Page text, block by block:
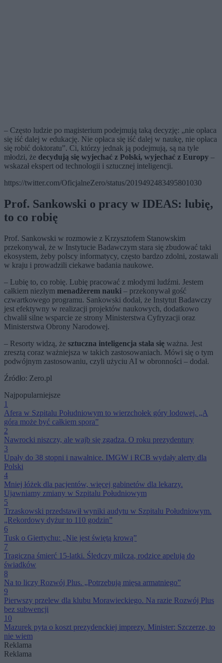
– Często ludzie po magisterium podejmują taką decyzję: „nie opłaca
się iść dalej w edukację. Nie opłaca się iść dalej w naukę, nie opłaca
się robić doktoratu”. Ci, którzy jednak ją podejmują, są na tyle
młodzi, że decydują się wyjechać z Polski, wyjechać z Europy –
wskazał ekspert od technologii i sztucznej inteligencji.
https://twitter.com/OficjalneZero/status/2019492483495801030
Prof. Sankowski o pracy w IDEAS: lubię,
to co robię
Prof. Sankowski w rozmowie z Krzysztofem Stanowskim
przekonywał, że w Instytucie Badawczym stara się zbudować taki
ekosystem, żeby polscy informatycy, często bardzo zdolni, zostawali
w kraju i prowadzili ciekawe badania naukowe.
– Lubię to, co robię. Lubię pracować z młodymi ludźmi. Jestem
całkiem niezłym menadżerem nauki – przekonywał gość
czwartkowego programu. Sankowski dodał, że Instytut Badawczy
jest efektywny w realizacji projektów naukowych, dodatkowo
chwalił silne wsparcie ze strony Ministerstwa Cyfryzacji oraz
Ministerstwa Obrony Narodowej.
– Resorty widzą, że sztuczna inteligencja stała się ważna. Jest
zresztą coraz ważniejsza w takich zastosowaniach. Mówi się o tym
podwójnym zastosowaniu, czyli użyciu AI w obronności – dodał.
Źródło: Zero.pl
Najpopularniejsze
1
Afera w Szpitalu Południowym to wierzchołek góry lodowej. „A
góra może być całkiem spora”
2
Nawrocki niszczy, ale wajb się zgadza. O roku prezydentury
3
Upały do 38 stopni i nawałnice. IMGW i RCB wydały alerty dla
Polski
4
Mniej łóżek dla pacjentów, więcej gabinetów dla lekarzy.
Ujawniamy zmiany w Szpitalu Południowym
5
Trzaskowski przedstawił wyniki audytu w Szpitalu Południowym.
„Rekordowy dyżur to 110 godzin”
6
Tusk o Giertychu: „Nie jest świętą krową”
7
Tragiczna śmierć 15-latki. Śledczy milczą, rodzice apelują do
świadków
8
Na to liczy Rozwój Plus. „Potrzebują mięsa armatniego”
9
Pierwszy przelew dla klubu Morawieckiego. Na razie Rozwój Plus
bez subwencji
10
Mazurek pyta o koszt prezydenckiej imprezy. Minister: Szczerze, to
nie wiem
Reklama
Reklama